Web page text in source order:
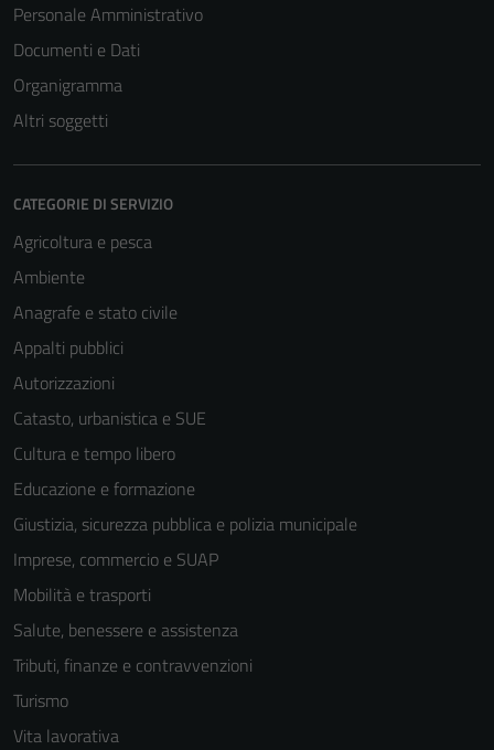
Personale Amministrativo
Documenti e Dati
Organigramma
Altri soggetti
CATEGORIE DI SERVIZIO
Agricoltura e pesca
Ambiente
Anagrafe e stato civile
Appalti pubblici
Autorizzazioni
Catasto, urbanistica e SUE
Cultura e tempo libero
Educazione e formazione
Giustizia, sicurezza pubblica e polizia municipale
Imprese, commercio e SUAP
Mobilità e trasporti
Salute, benessere e assistenza
Tributi, finanze e contravvenzioni
Turismo
Vita lavorativa